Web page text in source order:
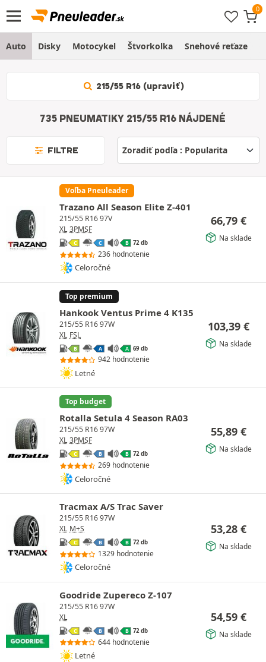
Auto Disky Motocykel Štvorkolka Snehové reťaze
215/55 R16 (upraviť)
735 PNEUMATIKY 215/55 R16 NÁJDENÉ
FILTRE
Voľba Pneuleader
Trazano All Season Elite Z-401
215/55 R16 97V
XL 3PMSF
C C B 72 db
236 hodnotenie
Celoročné
66,79 €
Na sklade
Top premium
Hankook Ventus Prime 4 K135
215/55 R16 97W
XL FSL
B A A 69 db
942 hodnotenie
Letné
103,39 €
Na sklade
Top budget
Rotalla Setula 4 Season RA03
215/55 R16 97W
XL 3PMSF
C B B 72 db
269 hodnotenie
Celoročné
55,89 €
Na sklade
Tracmax A/S Trac Saver
215/55 R16 97W
XL M+S
C B B 72 db
1329 hodnotenie
Celoročné
53,28 €
Na sklade
Goodride Zupereco Z-107
215/55 R16 97W
XL
C B B 72 db
644 hodnotenie
Letné
54,59 €
Na sklade